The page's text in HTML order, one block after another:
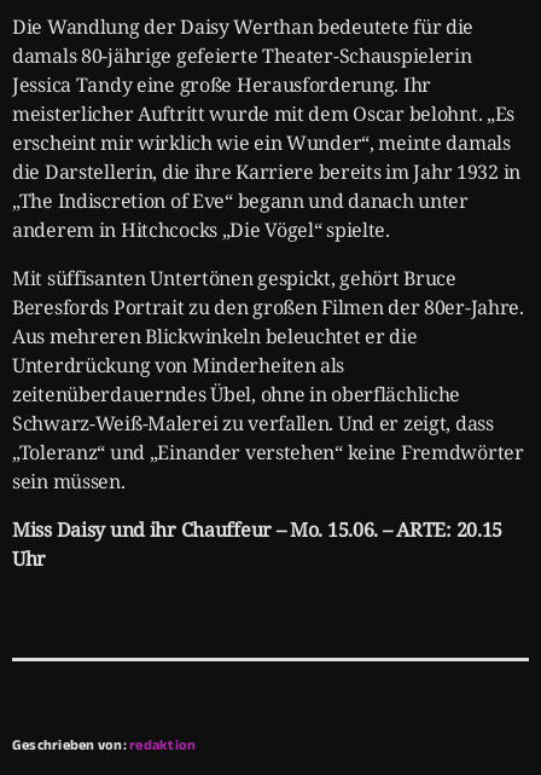
Die Wandlung der Daisy Werthan bedeutete für die
damals 80-jährige gefeierte Theater-Schauspielerin
Jessica Tandy eine große Herausforderung. Ihr
meisterlicher Auftritt wurde mit dem Oscar belohnt. „Es
erscheint mir wirklich wie ein Wunder“, meinte damals
die Darstellerin, die ihre Karriere bereits im Jahr 1932 in
„The Indiscretion of Eve“ begann und danach unter
anderem in Hitchcocks „Die Vögel“ spielte.
Mit süffisanten Untertönen gespickt, gehört Bruce
Beresfords Portrait zu den großen Filmen der 80er-Jahre.
Aus mehreren Blickwinkeln beleuchtet er die
Unterdrückung von Minderheiten als
zeitenüberdauerndes Übel, ohne in oberflächliche
Schwarz-Weiß-Malerei zu verfallen. Und er zeigt, dass
„Toleranz“ und „Einander verstehen“ keine Fremdwörter
sein müssen.
Miss Daisy und ihr Chauffeur – Mo. 15.06. – ARTE: 20.15
Uhr
Geschrieben von:redaktion